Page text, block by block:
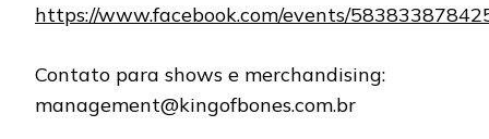
https://www.facebook.com/events/
Contato para shows e merchandising:
management@kingofbones.com.br